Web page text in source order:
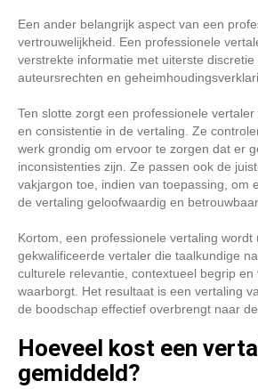
Een ander belangrijk aspect van een
vertrouwelijkheid. Een professionele
verstrekte informatie met uiterste
auteursrechten en
Ten slotte zorgt een professionele
en consistentie in de vertaling. Ze
werk grondig om ervoor te zorgen dat er
inconsistenties zijn. Ze passen ook de
vakjargon toe, indien van toepassing, om
de vertaling geloofwaardig en betrouwbaar
Kortom, een professionele vertaling wordt
gekwalificeerde vertaler die taalkundige
culturele relevantie, contextueel begrip en
waarborgt. Het resultaat is een vertaling
de boodschap effectief overbrengt naar
Hoeveel kost een
gemiddeld?